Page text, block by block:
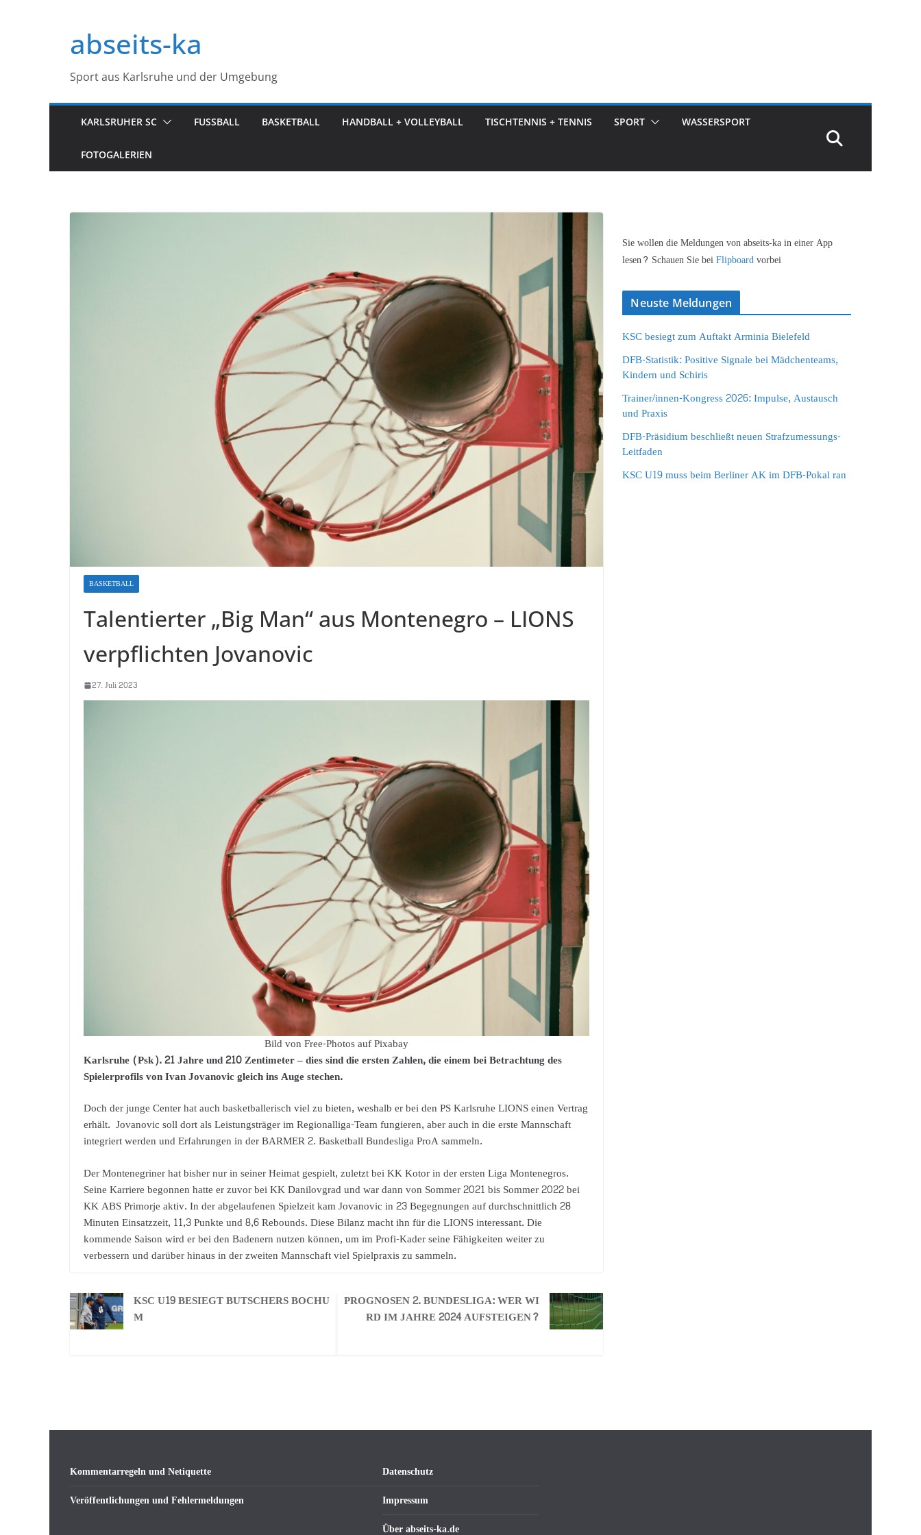
springenabseits-ka
Sport aus Karlsruhe und der Umgebung
KARLSRUHER SC FUSSBALL BASKETBALL HANDBALL + VOLLEYBALL TISCHTENNIS + TENNIS SPORT WASSERSPORT
FOTOGALERIEN
BASKETBALL
Talentierter „Big Man“ aus Montenegro – LIONS
verpflichten Jovanovic
27. Juli 2023
Bild von Free-Photos auf Pixabay
Karlsruhe (Psk). 21 Jahre und 210 Zentimeter – dies sind die ersten Zahlen, die einem bei Betrachtung des
Spielerprofils von Ivan Jovanovic gleich ins Auge stechen.
Doch der junge Center hat auch basketballerisch viel zu bieten, weshalb er bei den PS Karlsruhe LIONS einen Vertrag
erhält. Jovanovic soll dort als Leistungsträger im Regionalliga-Team fungieren, aber auch in die erste Mannschaft
integriert werden und Erfahrungen in der BARMER 2. Basketball Bundesliga ProA sammeln.
Der Montenegriner hat bisher nur in seiner Heimat gespielt, zuletzt bei KK Kotor in der ersten Liga Montenegros.
Seine Karriere begonnen hatte er zuvor bei KK Danilovgrad und war dann von Sommer 2021 bis Sommer 2022 bei
KK ABS Primorje aktiv. In der abgelaufenen Spielzeit kam Jovanovic in 23 Begegnungen auf durchschnittlich 28
Minuten Einsatzzeit, 11,3 Punkte und 8,6 Rebounds. Diese Bilanz macht ihn für die LIONS interessant. Die
kommende Saison wird er bei den Badenern nutzen können, um im Profi-Kader seine Fähigkeiten weiter zu
verbessern und darüber hinaus in der zweiten Mannschaft viel Spielpraxis zu sammeln.
KSC U19 BESIEGT BUTSCHERS BOCHU
M
PROGNOSEN 2. BUNDESLIGA: WER WI
RD IM JAHRE 2024 AUFSTEIGEN?
Sie wollen die Meldungen von abseits-ka in einer App
lesen? Schauen Sie beiFlipboardvorbei
Neuste Meldungen
KSC besiegt zum Auftakt Arminia Bielefeld
DFB-Statistik: Positive Signale bei Mädchenteams,
Kindern und Schiris
Trainer/innen-Kongress 2026: Impulse, Austausch
und Praxis
DFB-Präsidium beschließt neuen Strafzumessungs-
Leitfaden
KSC U19 muss beim Berliner AK im DFB-Pokal ran
Kommentarregeln und Netiquette
Veröffentlichungen und Fehlermeldungen
Datenschutz
Impressum
Über abseits-ka.de